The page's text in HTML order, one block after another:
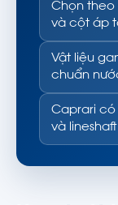
Chọn theo
và cột áp
Vật liệu
chuẩn
Caprari có
và lineshaft